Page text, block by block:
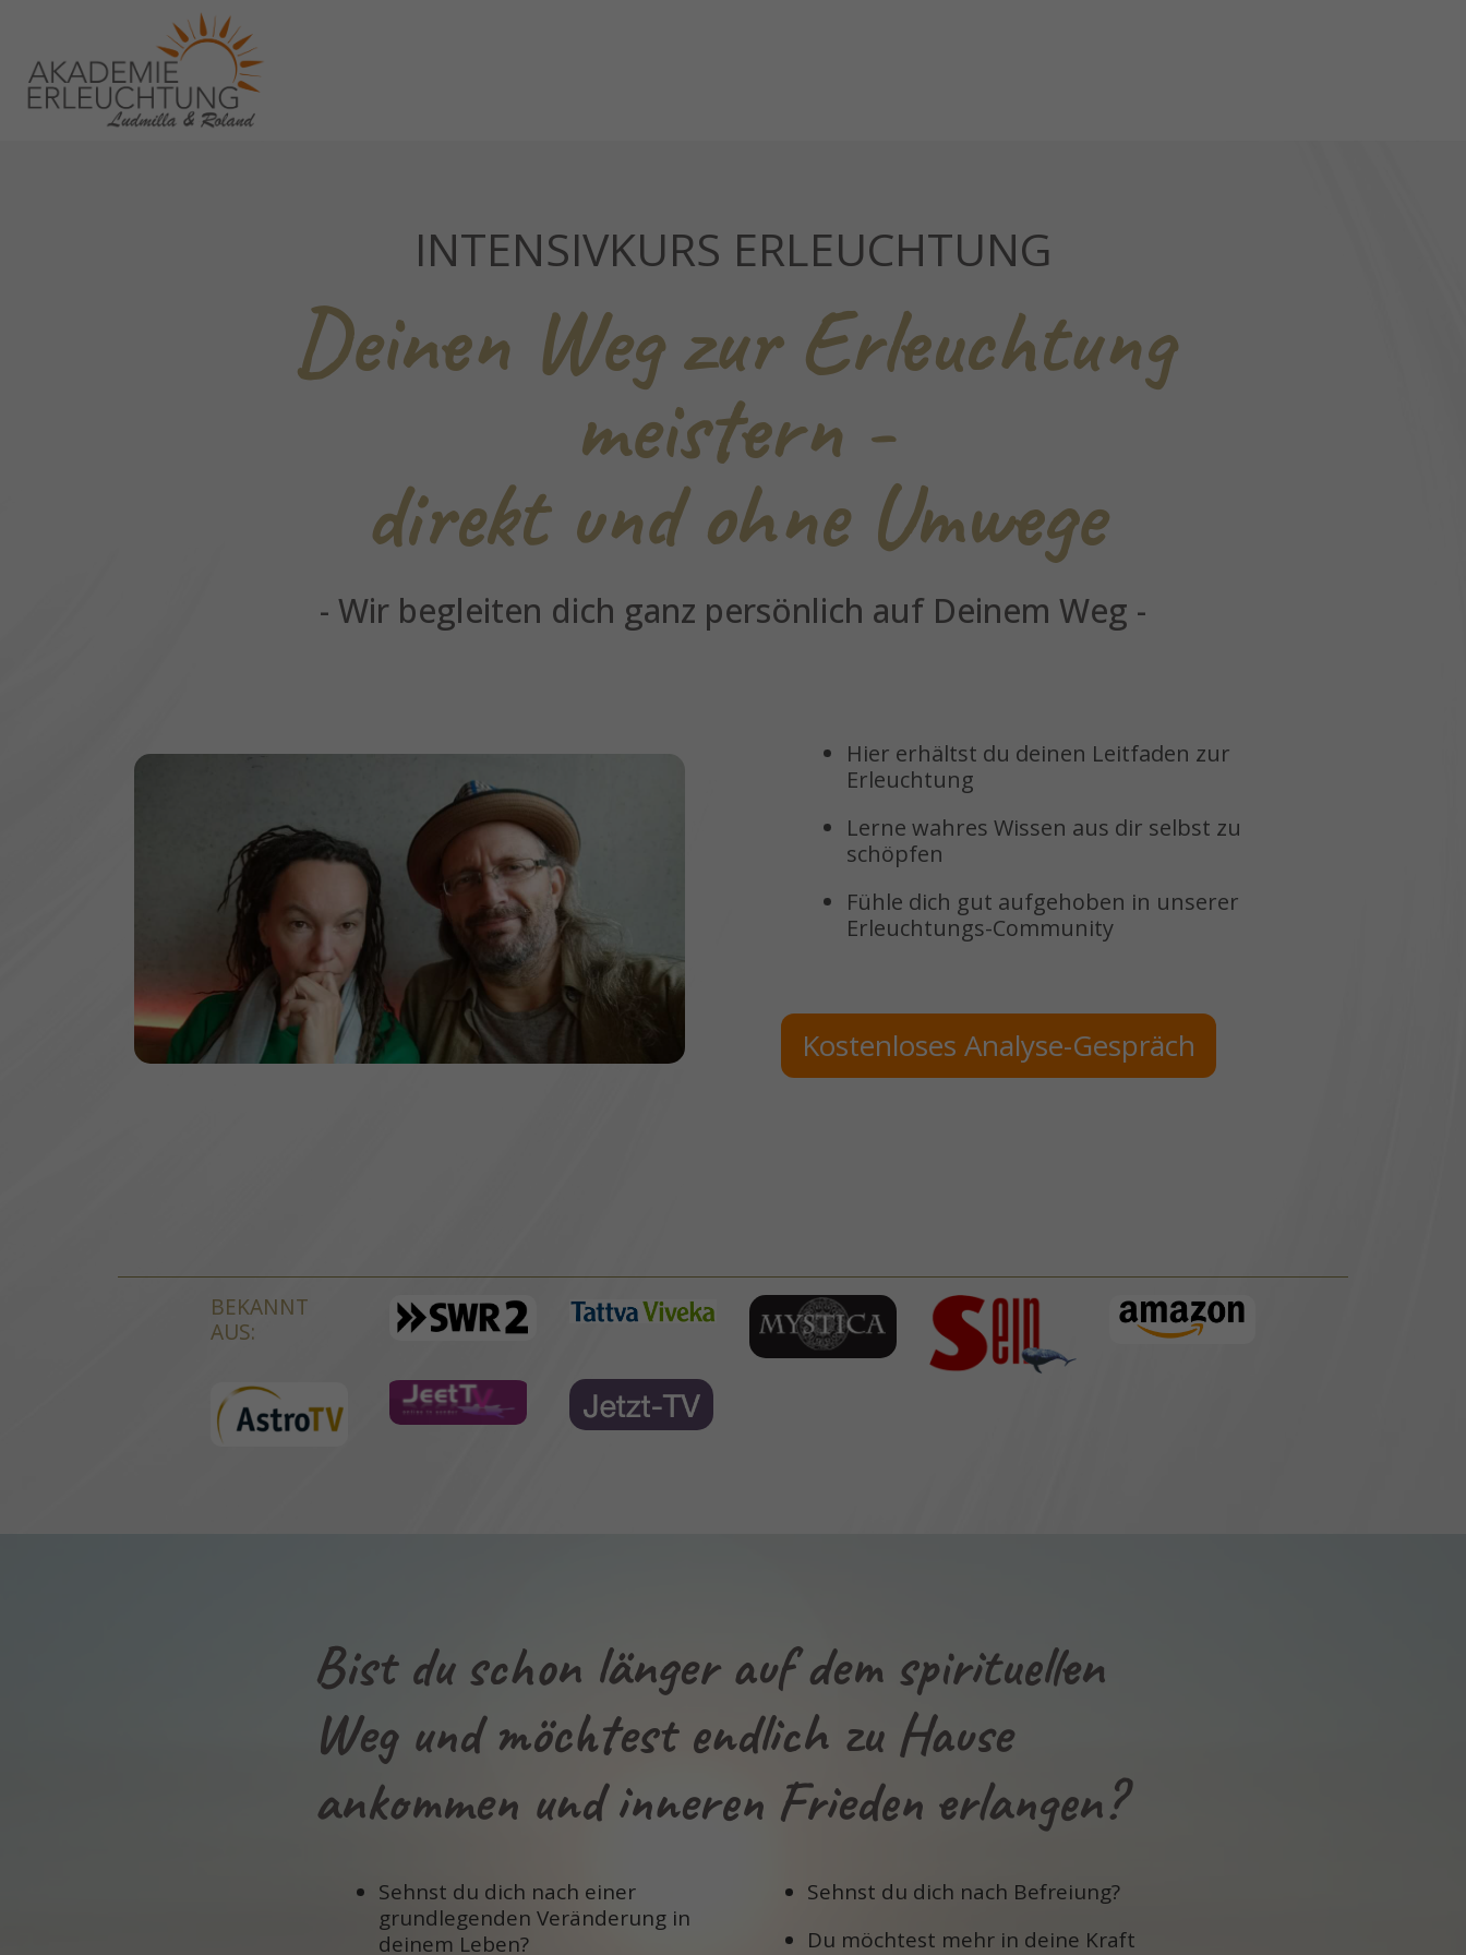
INTENSIVKURS ERLEUCHTUNG
Deinen Weg zur Erleuchtung
meistern -
direkt und ohne Umwege
- Wir begleiten dich ganz persönlich auf Deinem Weg -
Hier erhältst du deinen Leitfaden zur
Erleuchtung
Lerne wahres Wissen aus dir selbst zu
schöpfen
Fühle dich gut aufgehoben in unserer
Erleuchtungs-Community
Kostenloses Analyse-Gespräch
BEKANNT
AUS:
Bist du schon länger auf dem spirituellen
Weg und möchtest endlich zu Hause
ankommen und inneren Frieden erlangen?
Sehnst du dich nach einer
grundlegenden Veränderung in
deinem Leben?
Sehnst du dich nach Befreiung?
Du möchtest mehr in deine Kraft